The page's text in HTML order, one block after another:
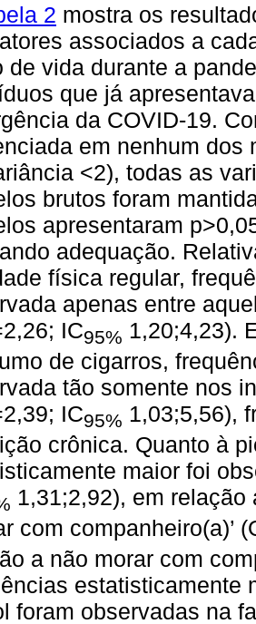
2 mostra os
associados a
de vida durante a
que já
da COVID-19.
em nenhum dos
<2), todas as
brutos foram
apresentaram
adequação.
física regular,
apenas entre
IC95% 1,20;4,23).
de cigarros,
tão somente nos
IC95% 1,03;5,56),
crônica. Quanto à
maior foi
1,31;2,92), em
com companheiro(a)’
a não morar com
estatisticamente
foram observadas na